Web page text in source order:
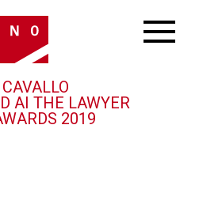
AI THE LAWYER
2019